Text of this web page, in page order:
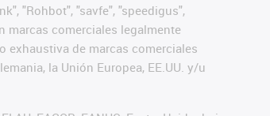
"Rohbot", "savfe", "speedigus",
marcas comerciales legalmente
exhaustiva de marcas comerciales
la Unión Europea, EE.UU. y/u